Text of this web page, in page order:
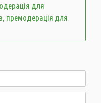
для
премодерація для